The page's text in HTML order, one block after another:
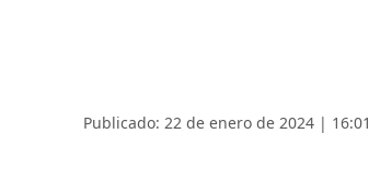
Publicado: 22 de enero de 2024 | 16:01